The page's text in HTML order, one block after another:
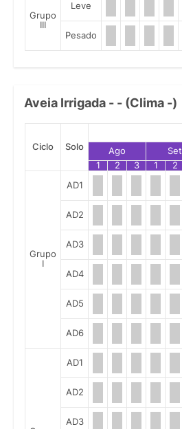
Grupo
III
Leve
Pesado
Aveia Irrigada - - (Clima -)
Ciclo Solo
Ago
Set
1
2 3 1 2
Grupo
I
AD1
AD2
AD3
AD4
AD5
AD6
AD1
AD2
AD3